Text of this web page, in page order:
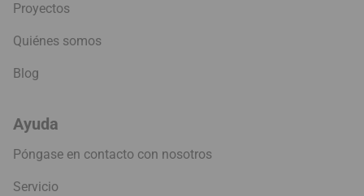
Proyectos
Quiénes somos
Blog
Ayuda
Póngase en contacto con nosotros
Servicio